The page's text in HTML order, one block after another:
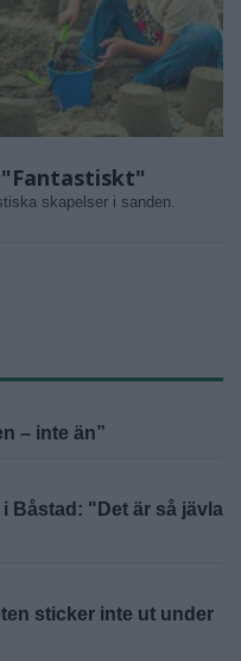
skapelser i sanden.
– inte än”
Båstad: "Det är så jävla
sticker inte ut under